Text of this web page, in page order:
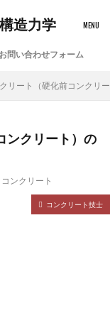
お問い合わせフォーム
リート（硬化前コンクリ
ンクリート）の
コンクリート
コンクリート技士
トルク係数
降伏点